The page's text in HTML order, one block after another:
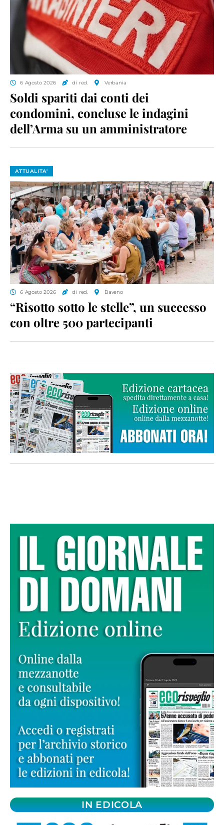
6 Agosto 2026 di red. Verbania
Soldi spariti dai conti dei
condomini, concluse le indagini
dell’Arma su un amministratore
ATTUALITA'
6 Agosto 2026 di red. Baveno
“Risotto sotto le stelle”, un successo
con oltre 500 partecipanti
IN EDICOLA